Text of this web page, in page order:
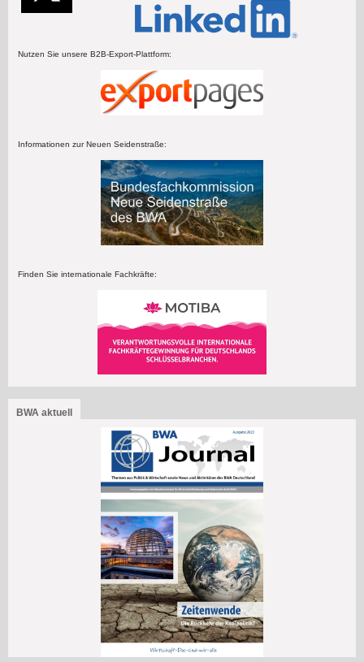
Nutzen Sie unsere B2B-Export-Plattform:
Informationen zur Neuen Seidenstraße:
Finden Sie internationale Fachkräfte:
BWA aktuell